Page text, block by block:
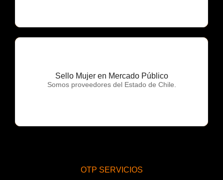
Sello Mujer en Mercado Público
Somos proveedores del Estado de Chile.
OTP Servicios
OTP SERVICIOS